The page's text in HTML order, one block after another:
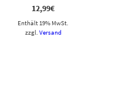
12,99€
Enthält 19% MwSt.
zzgl. Versand